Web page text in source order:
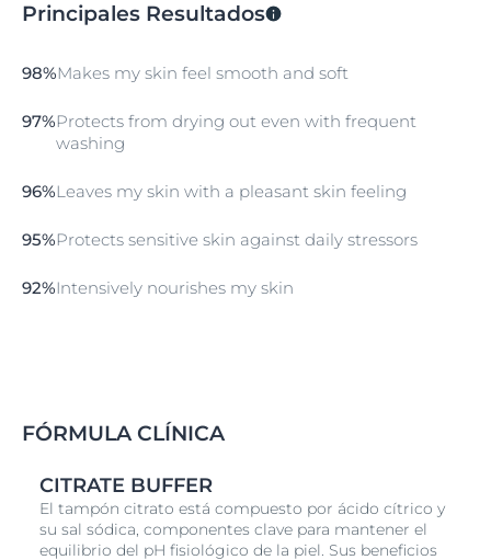
la piel una sensación suave como la seda, y evita su
Principales Resultados
98%Makes my skin feel smooth and soft
97%Protects from drying out even with frequent
washing
96%Leaves my skin with a pleasant skin feeling
95%Protects sensitive skin against daily stressors
92%Intensively nourishes my skin
FÓRMULA CLÍNICA
CITRATE BUFFER
El tampón citrato está compuesto por ácido cítrico y
su sal sódica, componentes clave para mantener el
equilibrio del pH fisiológico de la piel. Sus beneficios